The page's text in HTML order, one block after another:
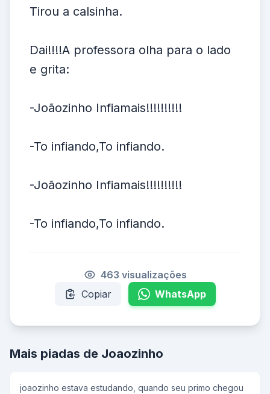
Tirou a calsinha.
Dai!!!!A professora olha para o lado
e grita:
-Joãozinho Infiamais!!!!!!!!!!
-To infiando,To infiando.
-Joãozinho Infiamais!!!!!!!!!!
-To infiando,To infiando.
463 visualizações
Copiar
WhatsApp
Mais piadas de Joaozinho
joaozinho estava estudando, quando seu primo chegou